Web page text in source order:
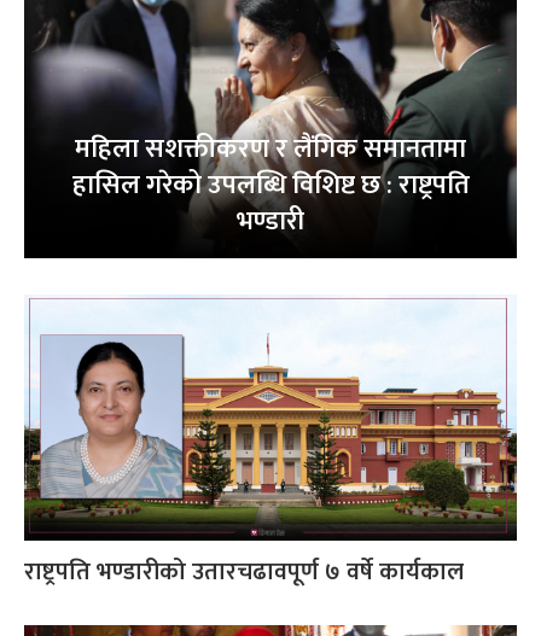
महिला सशक्तीकरण र लैंगिक समानतामा
हासिल गरेको उपलब्धि विशिष्ट छ : राष्ट्रपति
भण्डारी
राष्ट्रपति भण्डारीको उतारचढावपूर्ण ७ वर्षे कार्यकाल